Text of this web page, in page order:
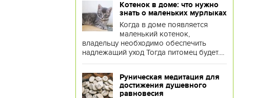
Котенок в доме: что нужно
знать о маленьких мурлыках
Когда в доме появляется
маленький котенок,
владельцу необходимо обеспечить
надлежащий уход Тогда питомец будет....
Руническая медитация для
достижения душевного
равновесия